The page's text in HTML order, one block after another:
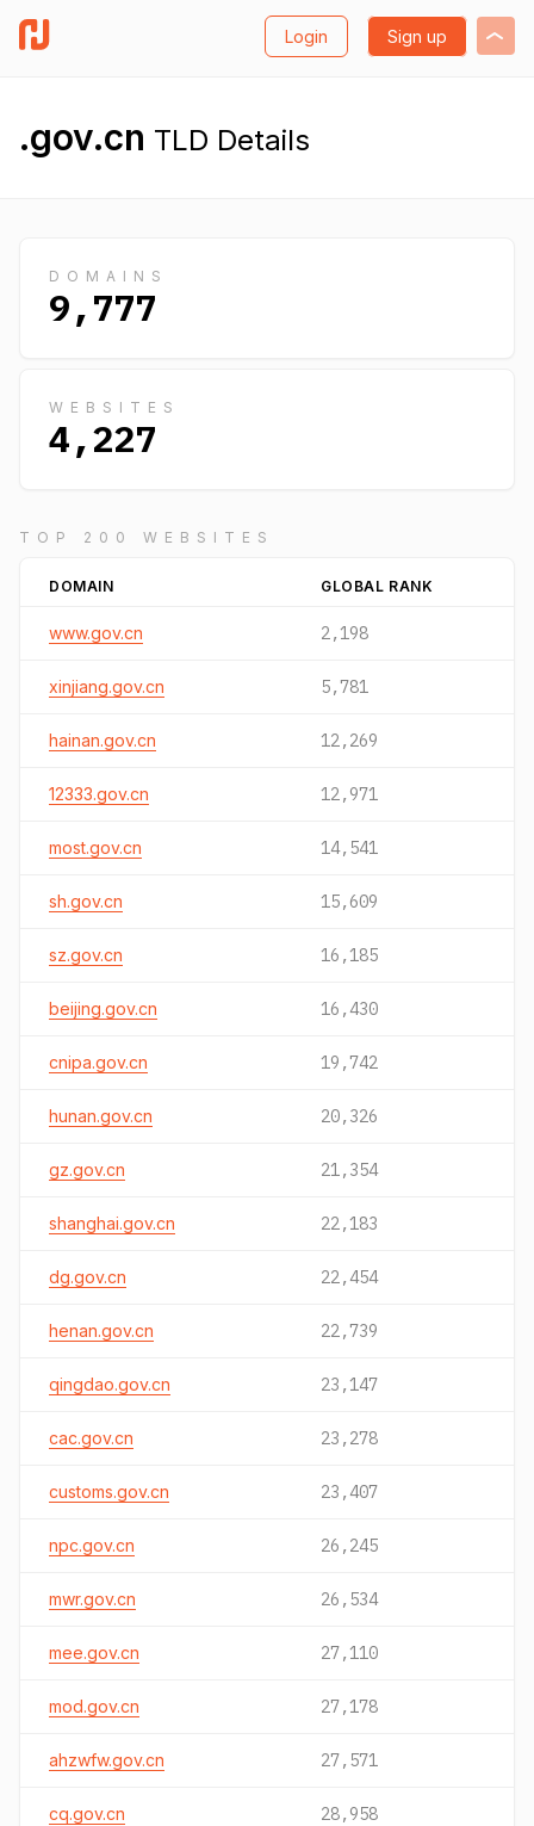
Login Sign up
.gov.cn TLD Details
DOMAINS
9,777
WEBSITES
4,227
TOP 200 WEBSITES
DOMAIN GLOBAL RANK
www.gov.cn 2,198
xinjiang.gov.cn 5,781
hainan.gov.cn 12,269
12333.gov.cn 12,971
most.gov.cn 14,541
sh.gov.cn 15,609
sz.gov.cn 16,185
beijing.gov.cn 16,430
cnipa.gov.cn 19,742
hunan.gov.cn 20,326
gz.gov.cn 21,354
shanghai.gov.cn 22,183
dg.gov.cn 22,454
henan.gov.cn 22,739
qingdao.gov.cn 23,147
cac.gov.cn 23,278
customs.gov.cn 23,407
npc.gov.cn 26,245
mwr.gov.cn 26,534
mee.gov.cn 27,110
mod.gov.cn 27,178
ahzwfw.gov.cn 27,571
cq.gov.cn 28,958